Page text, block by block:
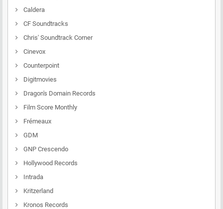
Caldera
CF Soundtracks
Chris' Soundtrack Corner
Cinevox
Counterpoint
Digitmovies
Dragon's Domain Records
Film Score Monthly
Frémeaux
GDM
GNP Crescendo
Hollywood Records
Intrada
Kritzerland
Kronos Records